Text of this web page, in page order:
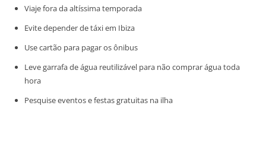
Viaje fora da altíssima temporada
Evite depender de táxi em Ibiza
Use cartão para pagar os ônibus
Leve garrafa de água reutilizável para não comprar água toda
hora
Pesquise eventos e festas gratuitas na ilha